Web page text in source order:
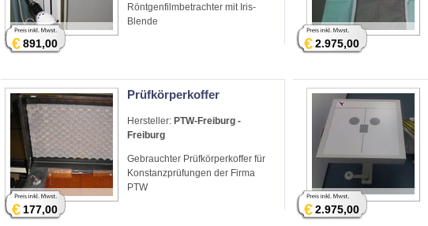
Röntgenfilmbetrachter mit Iris-
Blende
€891,00 €2.975,00
Prüfkörperkoffer
Hersteller: PTW-Freiburg -
Freiburg
Gebrauchter Prüfkörperkoffer für
Konstanzprüfungen der Firma
PTW
€177,00 €2.975,00